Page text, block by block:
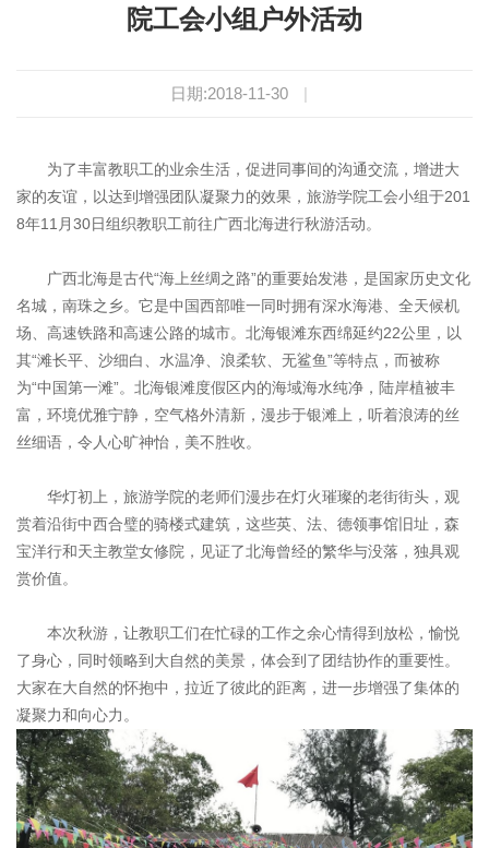
院工会小组户外活动
日期:2018-11-30 |
为了丰富教职工的业余生活，促进同事间的沟通交流，增进大
家的友谊，以达到增强团队凝聚力的效果，旅游学院工会小组于201
8年11月30日组织教职工前往广西北海进行秋游活动。
广西北海是古代“海上丝绸之路”的重要始发港，是国家历史文化
名城，南珠之乡。它是中国西部唯一同时拥有深水海港、全天候机
场、高速铁路和高速公路的城市。北海银滩东西绵延约22公里，以
其“滩长平、沙细白、水温净、浪柔软、无鲨鱼”等特点，而被称
为“中国第一滩”。北海银滩度假区内的海域海水纯净，陆岸植被丰
富，环境优雅宁静，空气格外清新，漫步于银滩上，听着浪涛的丝
丝细语，令人心旷神怡，美不胜收。
华灯初上，旅游学院的老师们漫步在灯火璀璨的老街街头，观
赏着沿街中西合璧的骑楼式建筑，这些英、法、德领事馆旧址，森
宝洋行和天主教堂女修院，见证了北海曾经的繁华与没落，独具观
赏价值。
本次秋游，让教职工们在忙碌的工作之余心情得到放松，愉悦
了身心，同时领略到大自然的美景，体会到了团结协作的重要性。
大家在大自然的怀抱中，拉近了彼此的距离，进一步增强了集体的
凝聚力和向心力。